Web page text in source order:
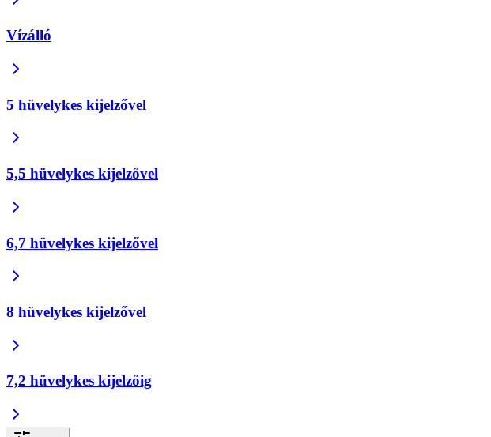
Vízálló
5 hüvelykes kijelzővel
5,5 hüvelykes kijelzővel
6,7 hüvelykes kijelzővel
8 hüvelykes kijelzővel
7,2 hüvelykes kijelzőig